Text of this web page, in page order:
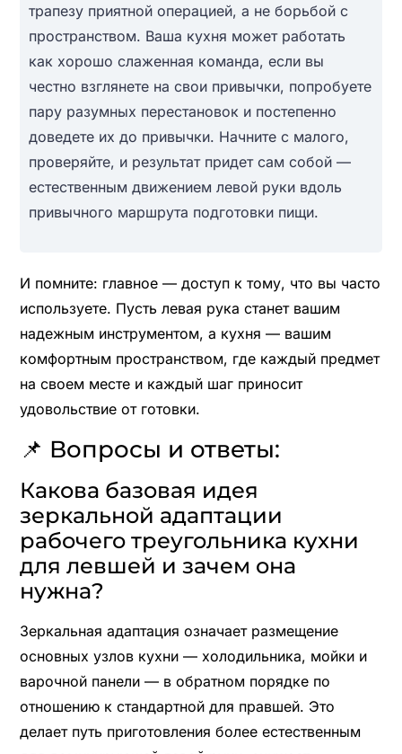
трапезу приятной операцией, а не борьбой с
пространством. Ваша кухня может работать
как хорошо слаженная команда, если вы
честно взглянете на свои привычки, попробуете
пару разумных перестановок и постепенно
доведете их до привычки. Начните с малого,
проверяйте, и результат придет сам собой —
естественным движением левой руки вдоль
привычного маршрута подготовки пищи.
И помните: главное — доступ к тому, что вы часто
используете. Пусть левая рука станет вашим
надежным инструментом, а кухня — вашим
комфортным пространством, где каждый предмет
на своем месте и каждый шаг приносит
удовольствие от готовки.
📌 Вопросы и ответы:
Какова базовая идея
зеркальной адаптации
рабочего треугольника кухни
для левшей и зачем она
нужна?
Зеркальная адаптация означает размещение
основных узлов кухни — холодильника, мойки и
варочной панели — в обратном порядке по
отношению к стандартной для правшей. Это
делает путь приготовления более естественным